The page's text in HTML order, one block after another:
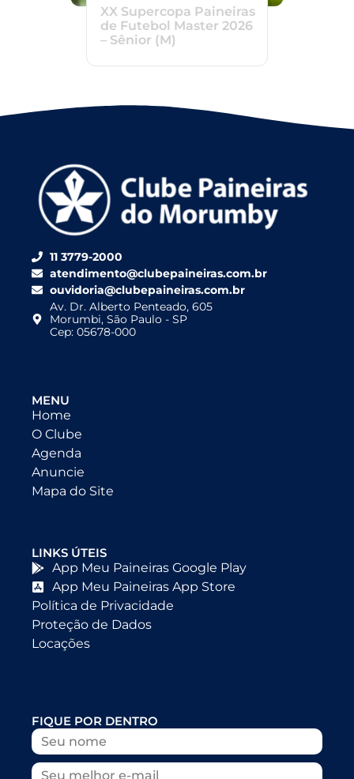
XX Supercopa Paineiras
de Futebol Master 2026
– Sênior (M)
11 3779-2000
atendimento@clubepaineiras.com.br
ouvidoria@clubepaineiras.com.br
Av. Dr. Alberto Penteado, 605
Morumbi, São Paulo - SP
Cep: 05678-000
MENU
Home
O Clube
Agenda
Anuncie
Mapa do Site
LINKS ÚTEIS
App Meu Paineiras Google Play
App Meu Paineiras App Store
Política de Privacidade
Proteção de Dados
Locações
FIQUE POR DENTRO